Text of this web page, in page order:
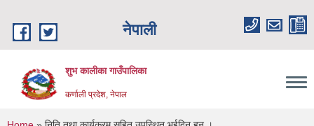
नेपाली
शुभ कालीका गाउँपालिका
कर्णाली प्रदेश, नेपाल